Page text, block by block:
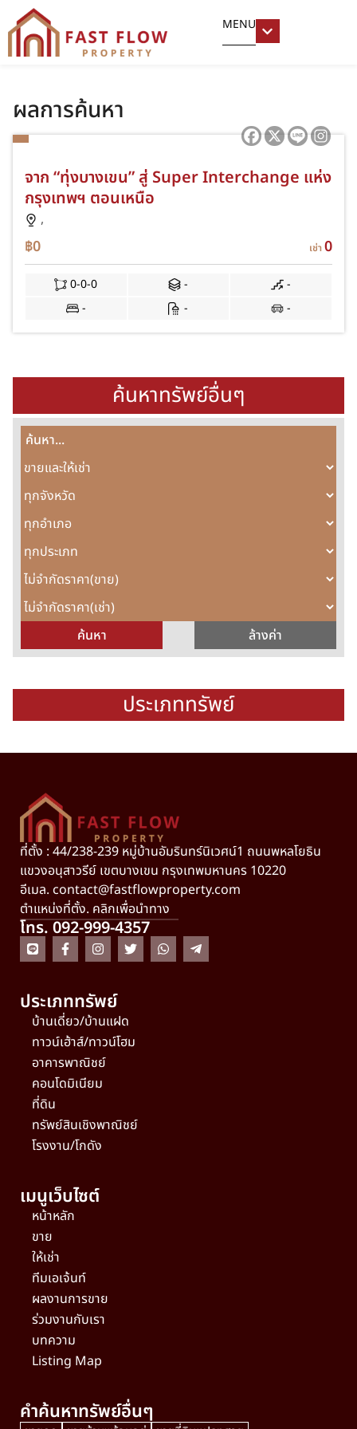
MENU
ค้นหาทรัพย์อื่นๆ
ประเภททรัพย์
ผลการค้นหา
จาก “ทุ่งบางเขน” สู่ Super Interchange แห่ง
กรุงเทพฯ ตอนเหนือ
,
฿0 เช่า0
0-0-0 -
-
-
- -
ที่ตั้ง : 44/238-239 หมู่บ้านอัมรินทร์นิเวศน์1 ถนนพหลโยธิน
แขวงอนุสาวรีย์ เขตบางเขน กรุงเทพมหานคร 10220
อีเมล. contact@fastflowproperty.com
ตำแหน่งที่ตั้ง. คลิกเพื่อนำทาง
โทร. 092-999-4357
ประเภททรัพย์
บ้านเดี่ยว/บ้านแฝด
ทาวน์เฮ้าส์/ทาวน์โฮม
อาคารพาณิชย์
คอนโดมิเนียม
ที่ดิน
ทรัพย์สินเชิงพาณิชย์
โรงงาน/โกดัง
เมนูเว็บไซต์
หน้าหลัก
ขาย
ให้เช่า
ทีมเอเจ้นท์
ผลงานการขาย
ร่วมงานกับเรา
บทความ
Listing Map
คำค้นหาทรัพย์อื่นๆ